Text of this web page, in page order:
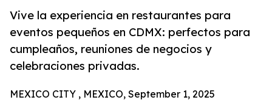
Vive la experiencia en restaurantes para
eventos pequeños en CDMX: perfectos para
cumpleaños, reuniones de negocios y
celebraciones privadas.
MEXICO CITY , MEXICO, September 1, 2025